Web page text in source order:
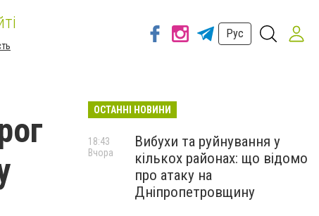
Рус
ОСТАННІ НОВИНИ
Вибухи та руйнування у
кількох районах: що відомо
про атаку на
Дніпропетровщину
18:43
Вчора